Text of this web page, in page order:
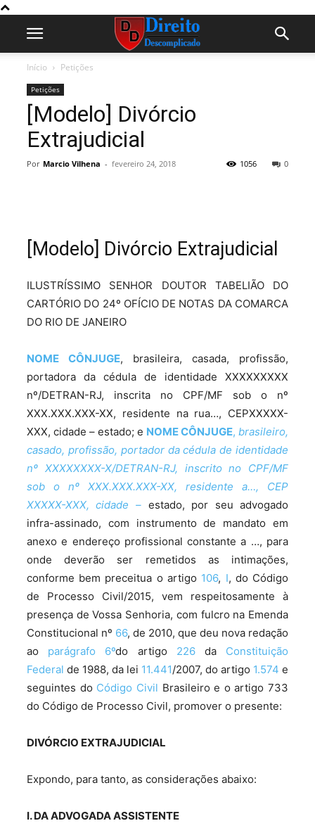
Início Petições
Petições
[Modelo] Divórcio
Extrajudicial
Por Marcio Vilhena - fevereiro 24, 2018 0
1056
[Modelo] Divórcio Extrajudicial
ILUSTRÍSSIMO SENHOR DOUTOR TABELIÃO DO
CARTÓRIO DO 24º OFÍCIO DE NOTAS DA COMARCA
DO RIO DE JANEIRO
NOME CÔNJUGE, brasileira, casada, profissão,
portadora da cédula de identidade XXXXXXXXX
nº/DETRAN-RJ, inscrita no CPF/MF sob o nº
XXX.XXX.XXX-XX, residente na rua…, CEPXXXXX-
XXX, cidade – estado; e NOME CÔNJUGE,brasileiro,
casado, profissão, portador da cédula de identidade
nº XXXXXXXX-X/DETRAN-RJ, inscrito no CPF/MF
sob o nº XXX.XXX.XXX-XX, residente a…, CEP
XXXXX-XXX, cidade – estado, por seu advogado
infra-assinado, com instrumento de mandato em
anexo e endereço profissional constante a …, para
onde deverão ser remetidos as intimações,
conforme bem preceitua o artigo 106, I, do Código
de Processo Civil/2015, vem respeitosamente à
presença de Vossa Senhoria, com fulcro na Emenda
Constitucional nº 66, de 2010, que deu nova redação
ao parágrafo 6ºdo artigo 226da Constituição
Federal de 1988, da lei 11.441/2007, do artigo 1.574 e
seguintes do Código Civil Brasileiro e o artigo 733
do Código de Processo Civil, promover o presente:
DIVÓRCIO EXTRAJUDICIAL
Expondo, para tanto, as considerações abaixo:
I. DA ADVOGADA ASSISTENTE